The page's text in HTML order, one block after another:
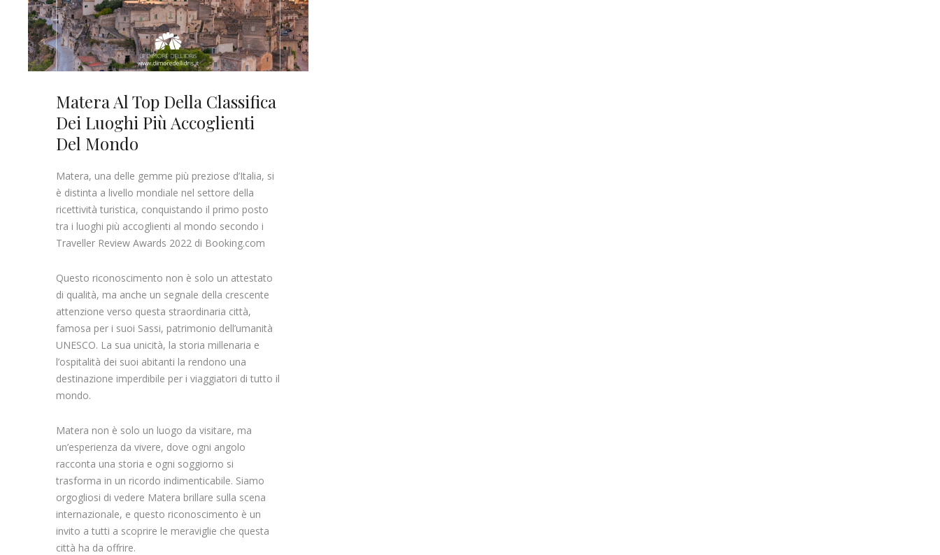
Matera Al Top Della Classifica
Dei Luoghi Più Accoglienti
Del Mondo
Matera, una delle gemme più preziose d’Italia, si
è distinta a livello mondiale nel settore della
ricettività turistica, conquistando il primo posto
tra i luoghi più accoglienti al mondo secondo i
Traveller Review Awards 2022 di Booking.com
Questo riconoscimento non è solo un attestato
di qualità, ma anche un segnale della crescente
attenzione verso questa straordinaria città,
famosa per i suoi Sassi, patrimonio dell’umanità
UNESCO. La sua unicità, la storia millenaria e
l’ospitalità dei suoi abitanti la rendono una
destinazione imperdibile per i viaggiatori di tutto il
mondo.
Matera non è solo un luogo da visitare, ma
un’esperienza da vivere, dove ogni angolo
racconta una storia e ogni soggiorno si
trasforma in un ricordo indimenticabile. Siamo
orgogliosi di vedere Matera brillare sulla scena
internazionale, e questo riconoscimento è un
invito a tutti a scoprire le meraviglie che questa
città ha da offrire.